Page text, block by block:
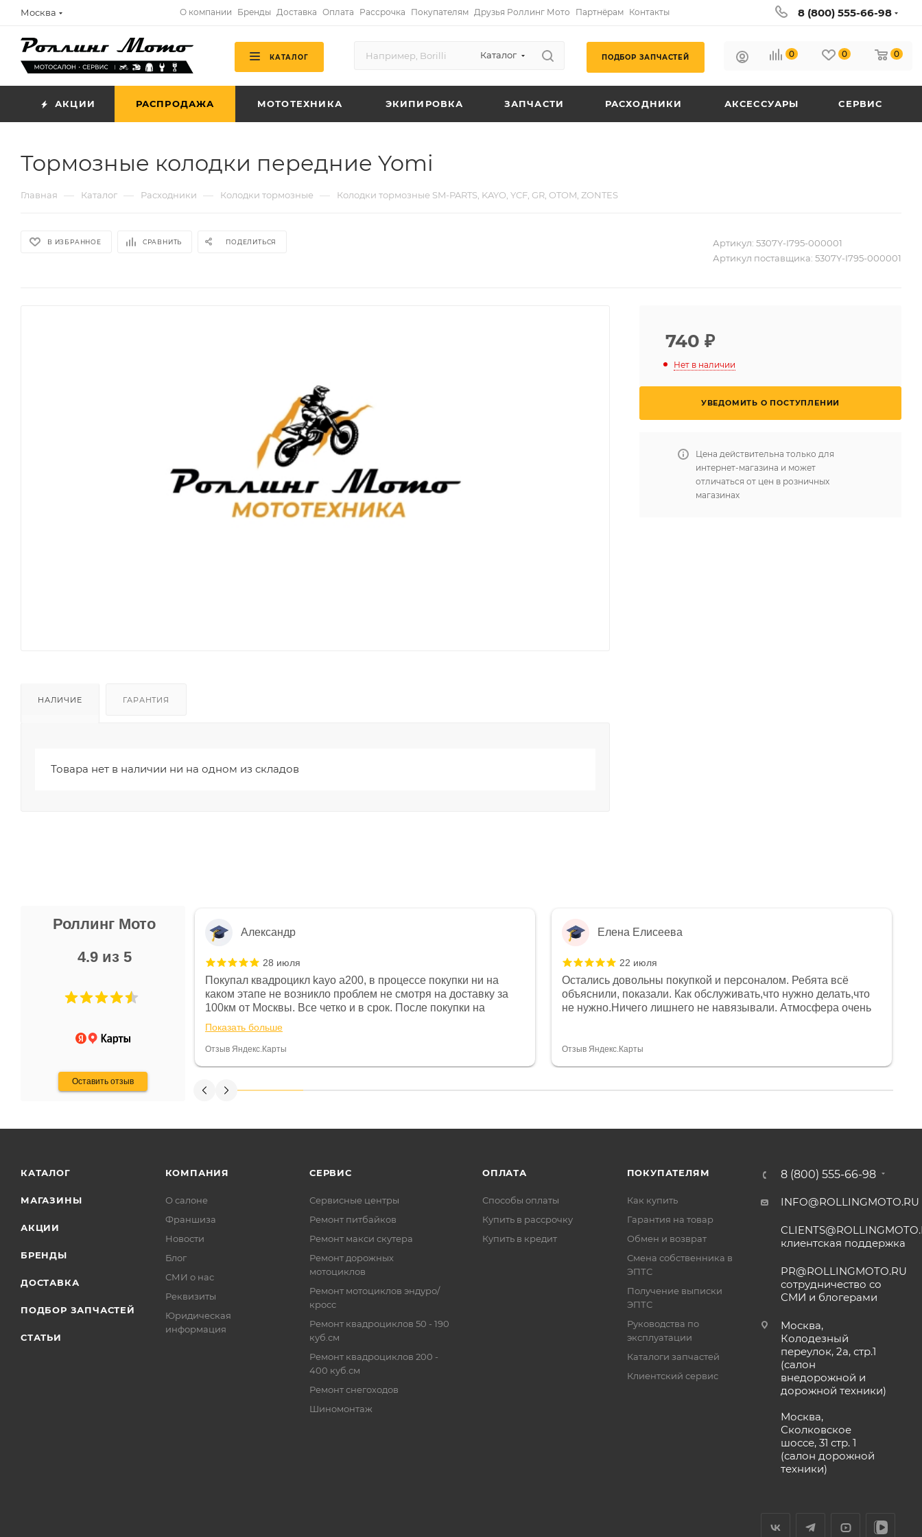
Москва О компании Бренды Доставка Оплата Рассрочка Покупателям Друзья Роллинг Мото Партнёрам Контакты 8 (800) 555-66-98
КАТАЛОГ Каталог ПОДБОР ЗАПЧАСТЕЙ 0 0 0
АКЦИИ РАСПРОДАЖА МОТОТЕХНИКА ЭКИПИРОВКА ЗАПЧАСТИ РАСХОДНИКИ АКСЕССУАРЫ СЕРВИС
Тормозные колодки передние Yomi
Главная — Каталог — Расходники — Колодки тормозные — Колодки тормозные SM-PARTS, KAYO, YCF, GR, OTOM, ZONTES
В ИЗБРАННОЕ СРАВНИТЬ ПОДЕЛИТЬСЯ Артикул: 5307Y-I795-000001
Артикул поставщика: 5307Y-I795-000001
НАЛИЧИЕ ГАРАНТИЯ
Товара нет в наличии ни на одном из складов
740 ₽
Нет в наличии
УВЕДОМИТЬ О ПОСТУПЛЕНИИ
Цена действительна только для
интернет-магазина и может
отличаться от цен в розничных
магазинах
Роллинг Мото
4.9 из 5
Оставить отзыв
Не понравились условия
и дают только на год)
Александр
28 июля
Покупал квадроцикл kayo a200, в процессе покупки ни на
каком этапе не возникло проблем не смотря на доставку за
100км от Москвы. Все четко и в срок. После покупки на
спидометре всегда был 0, при этом представители магазина
постоянно были на связи и в итоге проблема была решена.
Считаю, что это говорит о небезразличии к клиенту после
Показать больше
Отзыв Яндекс.Карты
Елена Елисеева
22 июля
Остались довольны покупкой и персоналом. Ребята всё
объяснили, показали. Как обслуживать,что нужно делать,что
не нужно.Ничего лишнего не навязывали. Атмосфера очень
огромное спасибо Дмитрию, за клиентоориентированность и
Отзыв Яндекс.Карты
КАТАЛОГ
МАГАЗИНЫ
АКЦИИ
БРЕНДЫ
ДОСТАВКА
ПОДБОР ЗАПЧАСТЕЙ
СТАТЬИ
КОМПАНИЯ
О салоне
Франшиза
Новости
Блог
СМИ о нас
Реквизиты
Юридическая
информация
СЕРВИС
Сервисные центры
Ремонт питбайков
Ремонт макси скутера
Ремонт дорожных
мотоциклов
Ремонт мотоциклов эндуро/
кросс
Ремонт квадроциклов 50 - 190
куб.см
Ремонт квадроциклов 200 -
400 куб.см
Ремонт снегоходов
Шиномонтаж
ОПЛАТА
Способы оплаты
Купить в рассрочку
Купить в кредит
ПОКУПАТЕЛЯМ
Как купить
Гарантия на товар
Обмен и возврат
Смена собственника в
ЭПТС
Получение выписки
ЭПТС
Руководства по
эксплуатации
Каталоги запчастей
Клиентский сервис
8 (800) 555-66-98
INFO@ROLLINGMOTO.RU
клиентская поддержка
PR@ROLLINGMOTO.RU
сотрудничество со
СМИ и блогерами
Москва,
Колодезный
переулок, 2а, стр.1
(салон
внедорожной и
дорожной техники)
Москва,
Сколковское
шоссе, 31 стр. 1
(салон дорожной
техники)